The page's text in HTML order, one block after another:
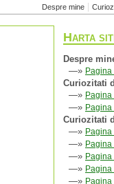
Despre mine
Harta
Despre
—» Pagina
Curiozitati
—» Pagina
—» Pagina
Curiozitati
—» Pagina
—» Pagina
—» Pagina
—» Pagina
—»